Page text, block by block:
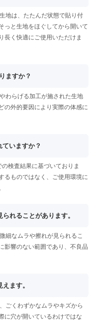
地は、たたんだ状態で貼り付
っと生地をほぐしてから開いて
長く快適にご使用いただけま
ますか？
わらげる加工が施された生地
の外的要因により実際の体感に
いますか？
検査結果に基づいておりま
るものではなく、ご使用環境に
れることがあります。
細なムラや擦れが見られるこ
影響のない範囲であり、不良品
ます。
ごくわずかなムラやキズから
に穴が開いているわけではな